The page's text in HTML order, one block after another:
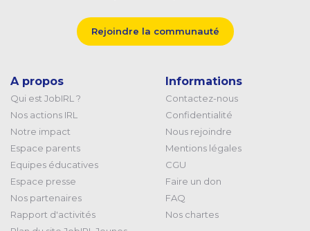
Rejoindre la communauté
A propos
Qui est JobIRL ?
Nos actions IRL
Notre impact
Espace parents
Equipes éducatives
Espace presse
Nos partenaires
Rapport d'activités
Informations
Contactez-nous
Confidentialité
Nous rejoindre
Mentions légales
CGU
Faire un don
FAQ
Nos chartes